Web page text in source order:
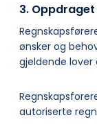
3.
ønsker og
gjeldende lover
autoriserte